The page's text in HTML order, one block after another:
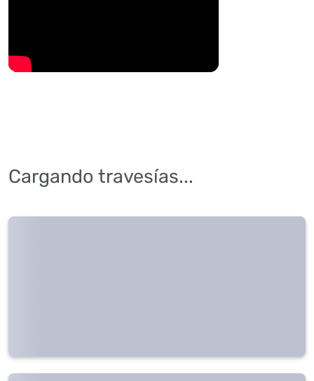
Cargando travesías...